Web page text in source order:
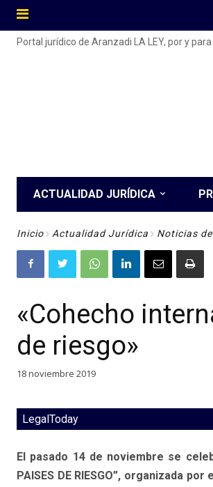
Portal jurídico de Aranzadi LA LEY, por y
ACTUALIDAD JURÍDICA
Inicio Actualidad Jurídica Noticias
«Cohecho
de riesgo»
18 noviembre 2019
LegalToday
El pasado 14 de noviembre se
PAISES DE RIESGO”, organizada